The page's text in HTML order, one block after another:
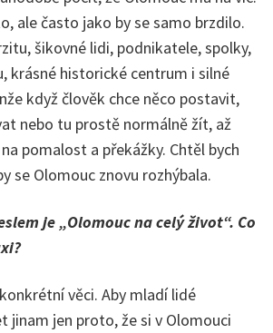
ale často jako by se samo brzdilo.
šikovné lidi, podnikatele, spolky,
krásné historické centrum i silné
když člověk chce něco postavit,
nebo tu prostě normálně žít, až
pomalost a překážky. Chtěl bych
se Olomouc znovu rozhýbala.
je „Olomouc na celý život“. Co
věci. Aby mladí lidé
jinam jen proto, že si v Olomouci